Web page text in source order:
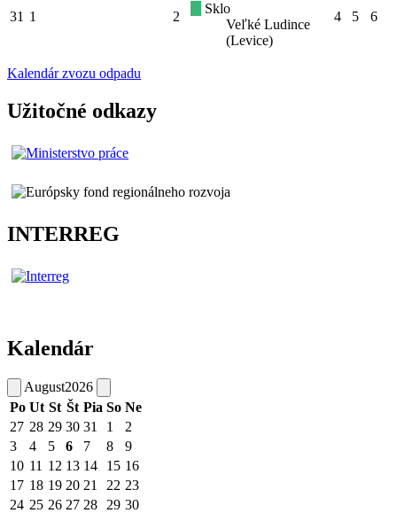
31 1 2
Sklo
Veľké Ludince
(Levice)
4 5 6
Kalendár zvozu odpadu
Užitočné odkazy
INTERREG
Kalendár
August2026
Po Ut St Št Pia So Ne
27 28 29 30 31 1
2
3
4 5 6 7 8
9
10 11 12 13 14 15 16
17 18 19 20 21 22 23
24 25 26 27 28 29 30